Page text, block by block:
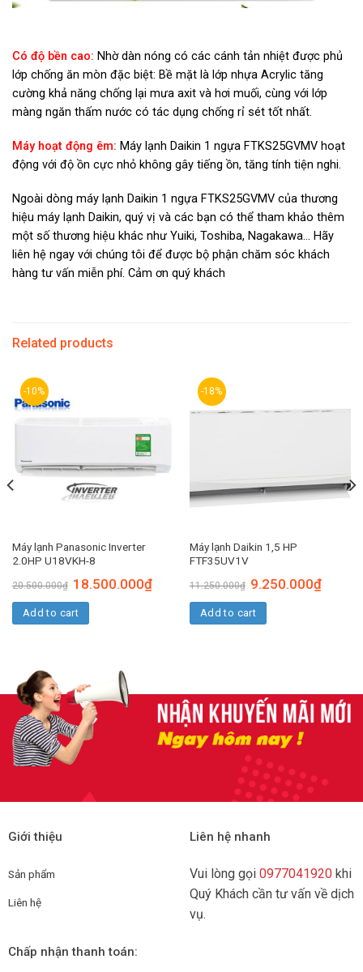
Có độ bền cao: Nhờ dàn nóng có các cánh tản nhiệt được phủ
lớp chống ăn mòn đặc biệt: Bề mặt là lớp nhựa Acrylic tăng
cường khả năng chống lại mưa axit và hơi muối, cùng với lớp
màng ngăn thấm nước có tác dụng chống rỉ sét tốt nhất.
Máy hoạt động êm: Máy lạnh Daikin 1 ngựa FTKS25GVMV hoạt
động với độ ồn cực nhỏ không gây tiếng ồn, tăng tính tiện nghi.
Ngoài dòng máy lạnh Daikin 1 ngựa FTKS25GVMV của thương
hiệu máy lạnh Daikin, quý vị và các bạn có thể tham khảo thêm
một số thương hiệu khác như Yuiki, Toshiba, Nagakawa… Hãy
liên hệ ngay với chúng tôi để được bộ phận chăm sóc khách
hàng tư vấn miễn phí. Cảm ơn quý khách
Related products
-10%
Máy lạnh Panasonic Inverter
2.0HP U18VKH-8
20.500.000₫ 18.500.000₫
Add to cart
-18%
Máy lạnh Daikin 1,5 HP
FTF35UV1V
11.250.000₫ 9.250.000₫
Add to cart
Giới thiệu
Sản phẩm
Liên hệ
Liên hệ nhanh
Vui lòng gọi 0977041920khi
Quý Khách cần tư vấn về dịch
vụ.
Chấp nhận thanh toán: